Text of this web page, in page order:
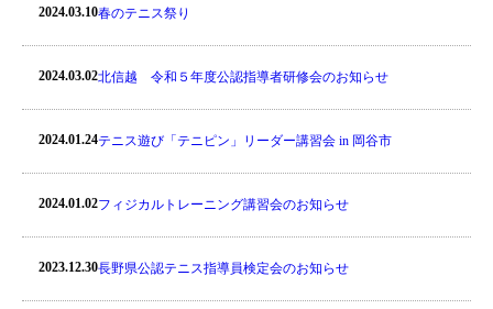
2024.03.10春のテニス祭り
2024.03.02北信越 令和５年度公認指導者研修会のお知らせ
2024.01.24テニス遊び「テニピン」リーダー講習会 in 岡谷市
2024.01.02フィジカルトレーニング講習会のお知らせ
2023.12.30長野県公認テニス指導員検定会のお知らせ